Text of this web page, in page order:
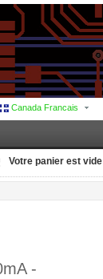
Canada Francais
Votre panier est vide
-